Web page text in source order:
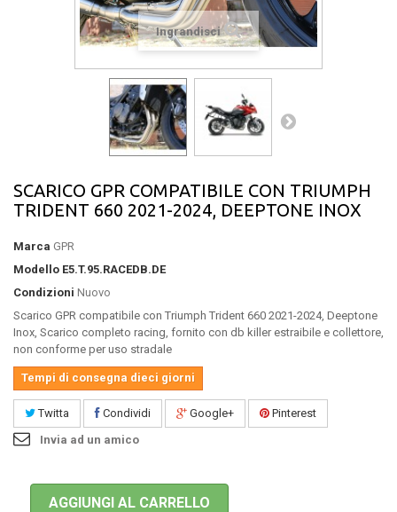
Ingrandisci
SCARICO GPR COMPATIBILE CON TRIUMPH
TRIDENT 660 2021-2024, DEEPTONE INOX
Marca GPR
Modello E5.T.95.RACEDB.DE
Condizioni Nuovo
Scarico GPR compatibile con Triumph Trident 660 2021-2024, Deeptone
Inox, Scarico completo racing, fornito con db killer estraibile e collettore,
non conforme per uso stradale
Tempi di consegna dieci giorni
Twitta Condividi Google+
Pinterest
Invia ad un amico
AGGIUNGI AL CARRELLO